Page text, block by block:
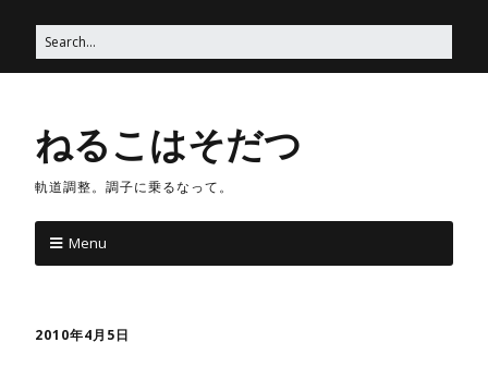
ねるこはそだつ
軌道調整。調子に乗るなって。
Menu
2010年4月5日